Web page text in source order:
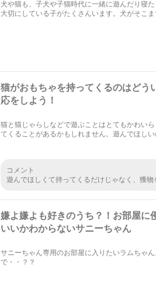
犬や猫も、子犬や子猫時代に一緒に遊んだり寝
大切にしている子がたくさんいます。犬がそこ
猫がおもちゃを持ってくるのはどう
応をしよう！
猫と猫じゃらしなどで遊ぶことはとてもかわい
てくることがあるかもしれません。遊んでほし
コメント
遊んでほしくて持ってくるだけじゃなく、獲物
嫌よ嫌よも好きのうち？！お部屋に
いいかわからないサニーちゃん
サニーちゃん専用のお部屋に入りたいラムちゃ
で・・？？